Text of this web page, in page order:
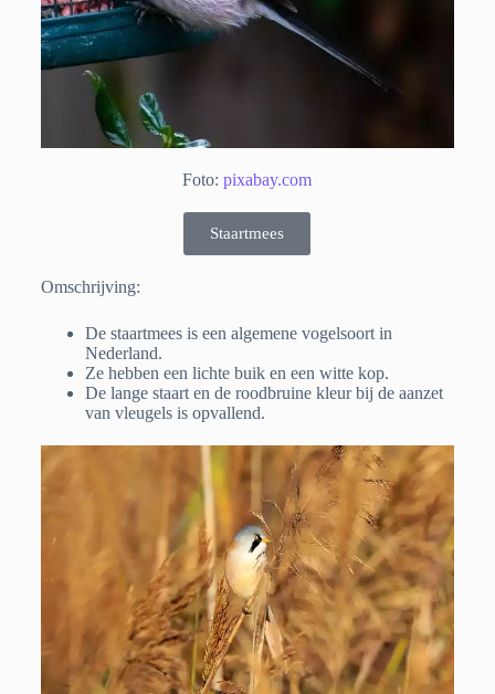
Foto:pixabay.com
Staartmees
Omschrijving:
De staartmees is een algemene vogelsoort in
Nederland.
Ze hebben een lichte buik en een witte kop.
De lange staart en de roodbruine kleur bij de aanzet
van vleugels is opvallend.